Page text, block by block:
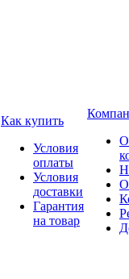
Как купить
Условия
оплаты
Условия
доставки
Гарантия
на товар
О